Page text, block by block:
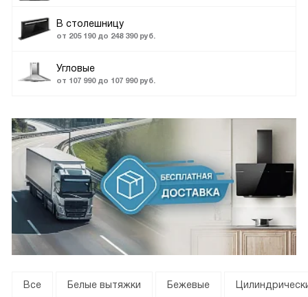
В столешницу
от 205 190 до 248 390 руб.
Угловые
от 107 990 до 107 990 руб.
Все Белые вытяжки Бежевые